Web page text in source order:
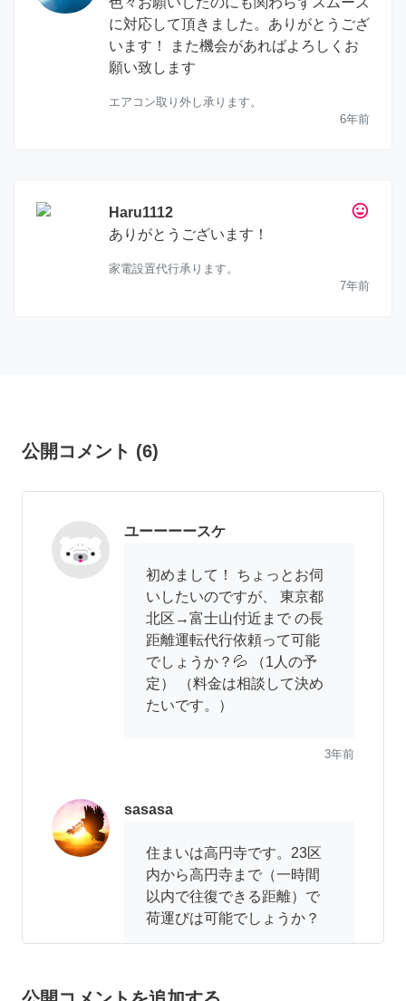
に対応して頂きました。ありがとうござ
います！ また機会があればよろしくお
願い致します
エアコン取り外し承ります。
6年前
tag_faces
Haru1112
ありがとうございます！
家電設置代行承ります。
7年前
公開コメント (6)
ユーーーースケ
初めまして！ ちょっとお伺
いしたいのですが、 東京都
北区→富士山付近まで の長
距離運転代行依頼って可能
でしょうか？💦 （1人の予
定） （料金は相談して決め
たいです。）
3年前
sasasa
住まいは高円寺です。23区
内から高円寺まで（一時間
以内で往復できる距離）で
荷運びは可能でしょうか？